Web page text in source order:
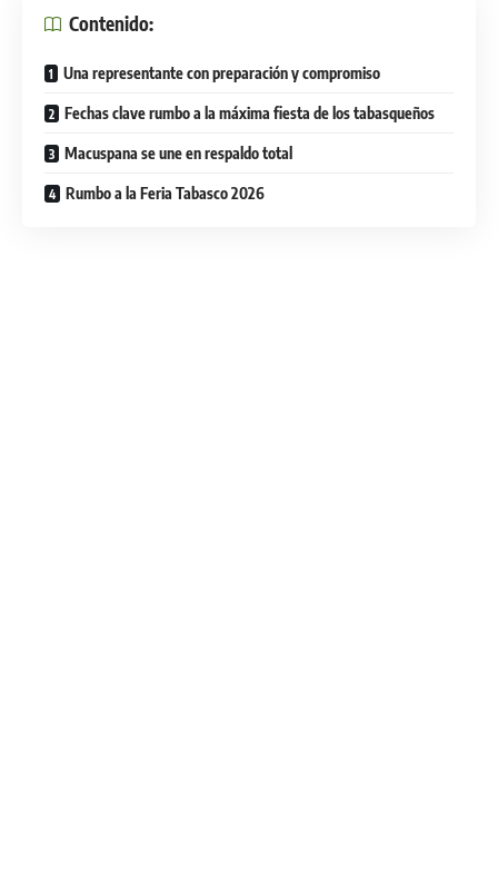
Contenido:
Una representante con preparación y compromiso
Fechas clave rumbo a la máxima fiesta de los tabasqueños
Macuspana se une en respaldo total
Rumbo a la Feria Tabasco 2026